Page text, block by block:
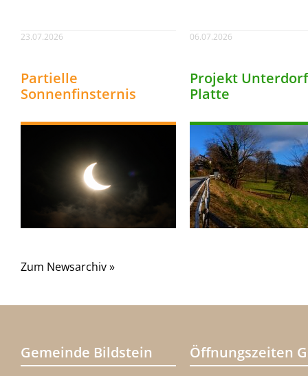
23.07.2026
Partielle
Sonnenfinsternis
06.07.2026
Projekt
Platte
Zum Newsarchiv »
Gemeinde Bildstein Öffnungszeiten